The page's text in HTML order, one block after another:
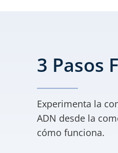
3 Pasos
Experimenta la
ADN desde la
cómo funciona.